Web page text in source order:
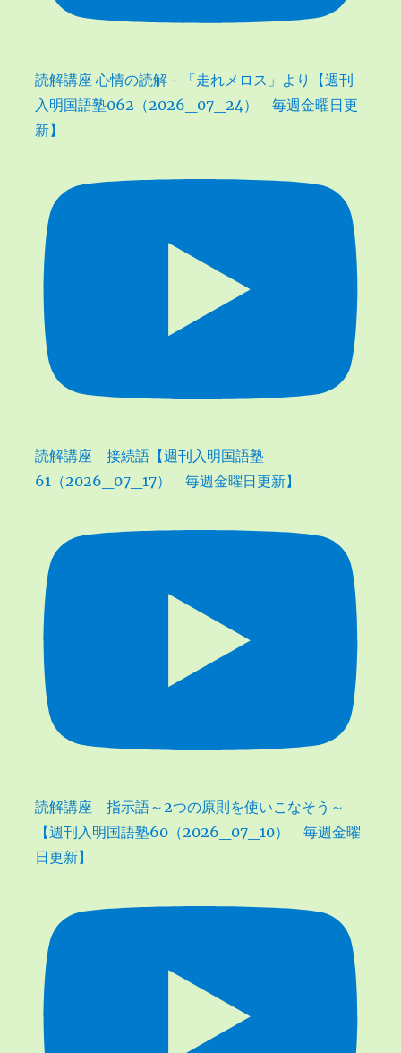
読解講座 心情の読解－「走れメロス」より【週刊
入明国語塾062（2026_07_24） 毎週金曜日更
新】
読解講座 接続語【週刊入明国語塾
61（2026_07_17） 毎週金曜日更新】
読解講座 指示語～2つの原則を使いこなそう～
【週刊入明国語塾60（2026_07_10） 毎週金曜
日更新】